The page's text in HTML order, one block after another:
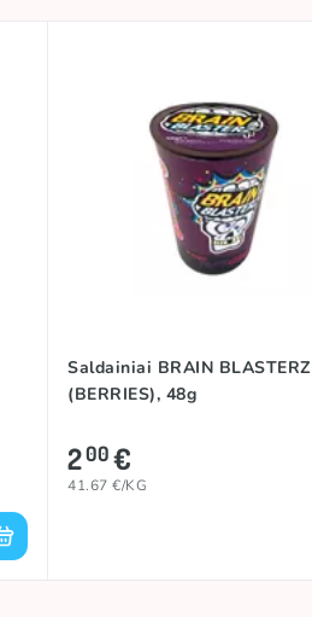
Saldainiai BRAIN BLASTERZ
(BERRIES), 48g
200€
41.67 €/KG